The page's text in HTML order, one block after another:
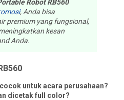
Robot RB560
, Anda bisa
premium yang fungsional,
kesan
Anda.
untuk acara perusahaan?
dicetak full color?